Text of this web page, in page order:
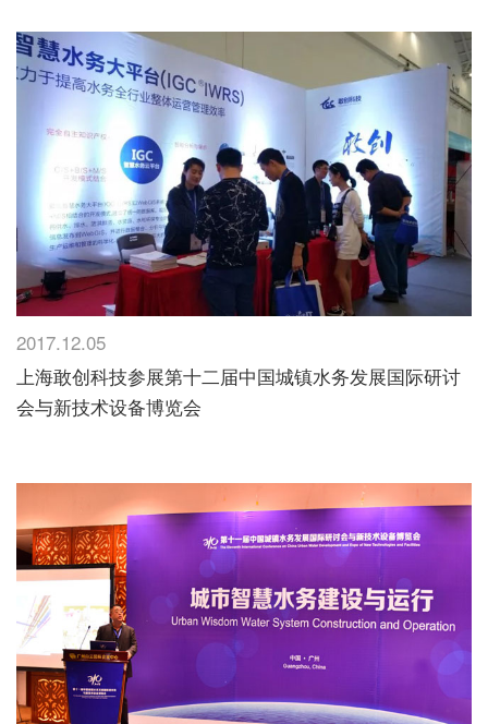
2017.12.05
上海敢创科技参展第十二届中国城镇水务发展国际研讨
会与新技术设备博览会